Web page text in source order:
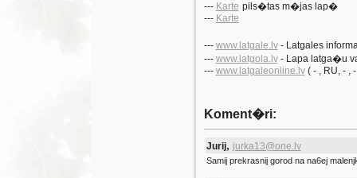
--- Karte pils�tas m�jas lap�
--- Karte
--- www.latgale.lv- Latgales
--- www.latgola.lv- Lapa latga�u
--- www.latgaleonline.lv( - , RU, - ,
Koment�ri:
Jurij, jurka13@one.lv
Samij prekrasnij gorod na na6ej